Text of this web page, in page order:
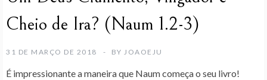
Cheio de Ira? (Naum 1.2-3)
31 DE MARÇO DE 2018 BY JOAOEJU
É impressionante a maneira que Naum começa o seu livro!